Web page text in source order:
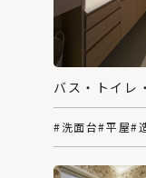
バス・トイレ
#洗面台#平屋#